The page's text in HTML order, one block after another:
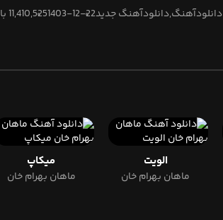
دانلودآهنگ,دانلودآهنگ جدید1403-12-2211,410,525 بازدید
الویت
ماهان بهرام خان
میکاپ
ماهان بهرام خان